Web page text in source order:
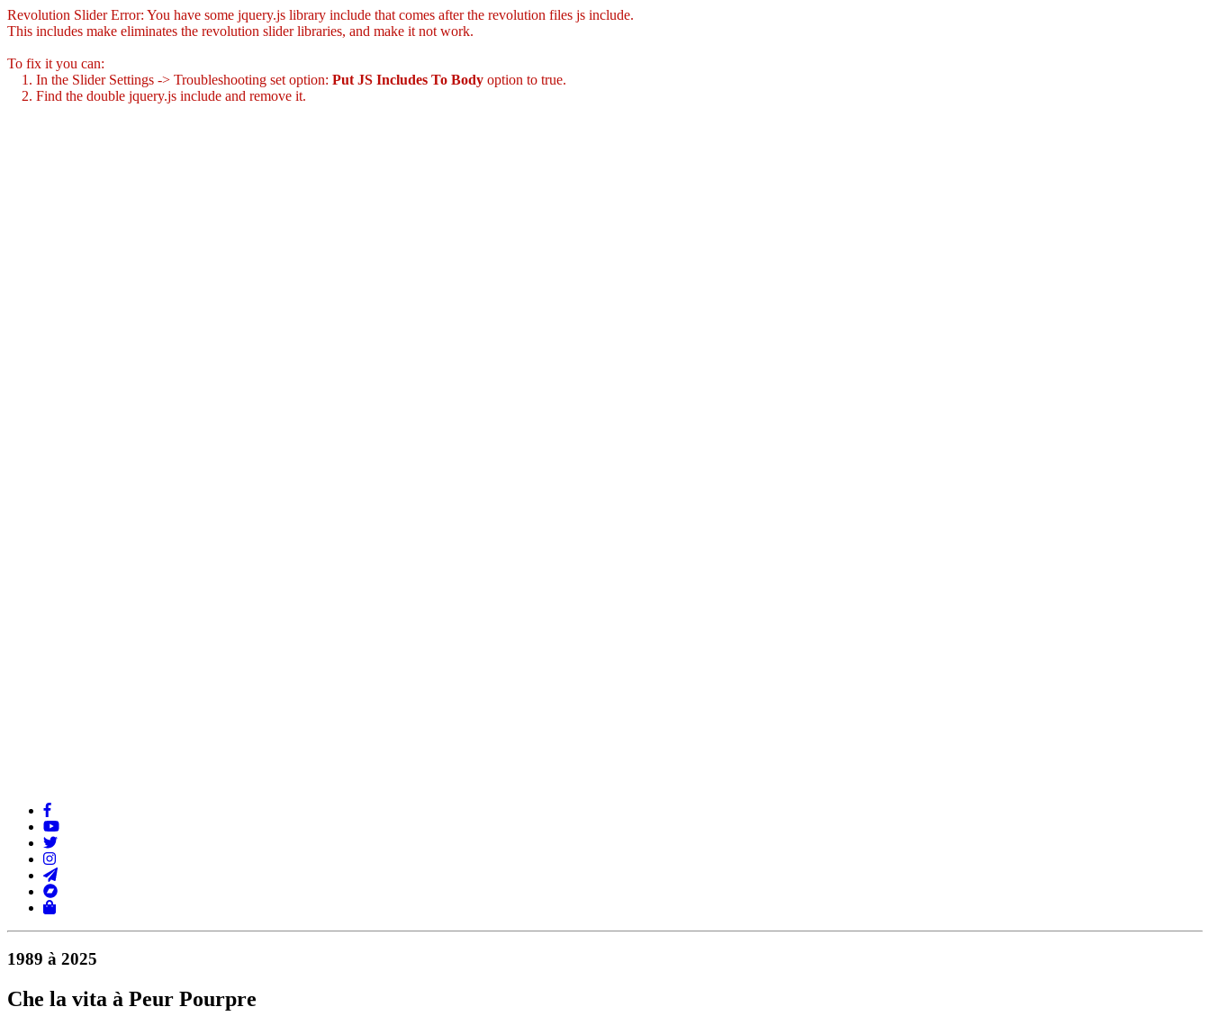
Revolution Slider Error: You have some jquery.js library include that comes after the revolution files js include.
This includes make eliminates the revolution slider libraries, and make it not work.
To fix it you can:
1. In the Slider Settings -> Troubleshooting set option: Put JS Includes To Body option to true.
2. Find the double jquery.js include and remove it.
1989 à 2025
Che la vita à Peur Pourpre